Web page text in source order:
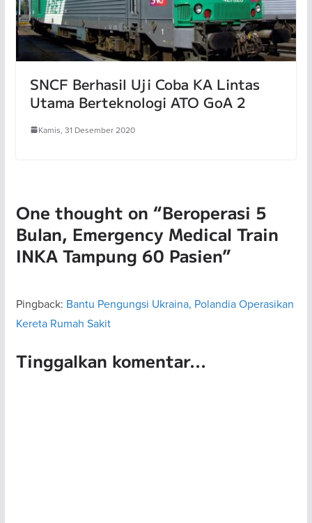
SNCF Berhasil Uji Coba KA Lintas
Utama Berteknologi ATO GoA 2
Kamis, 31 Desember 2020
One thought on “Beroperasi 5
Bulan, Emergency Medical Train
INKA Tampung 60 Pasien”
Pingback: Bantu Pengungsi Ukraina, Polandia Operasikan
Kereta Rumah Sakit
Tinggalkan komentar...